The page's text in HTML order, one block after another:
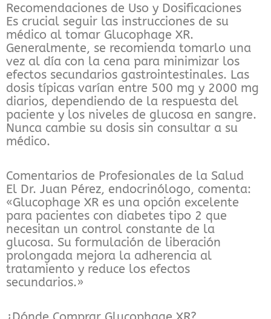
Recomendaciones de Uso y Dosificaciones
Es crucial seguir las instrucciones de su
médico al tomar Glucophage XR.
Generalmente, se recomienda tomarlo una
vez al día con la cena para minimizar los
efectos secundarios gastrointestinales. Las
dosis típicas varían entre 500 mg y 2000 mg
diarios, dependiendo de la respuesta del
paciente y los niveles de glucosa en sangre.
Nunca cambie su dosis sin consultar a su
médico.
Comentarios de Profesionales de la Salud
El Dr. Juan Pérez, endocrinólogo, comenta:
«Glucophage XR es una opción excelente
para pacientes con diabetes tipo 2 que
necesitan un control constante de la
glucosa. Su formulación de liberación
prolongada mejora la adherencia al
tratamiento y reduce los efectos
secundarios.»